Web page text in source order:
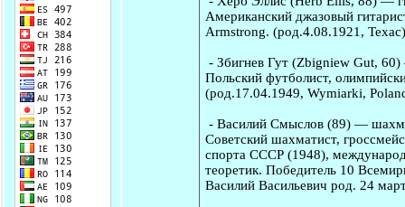
Американский джазовый
Armstrong. (род.4.08.1921,
- Збигнев Гут (Zbigniew Gut,
Польский футболист,
(род.17.04.1949, Wymiarki,
- Василий Смыслов(89) —
Советский шахматист,
спорта СССР (1948),
теоретик. Победитель 10
Василий Васильевич род. 24